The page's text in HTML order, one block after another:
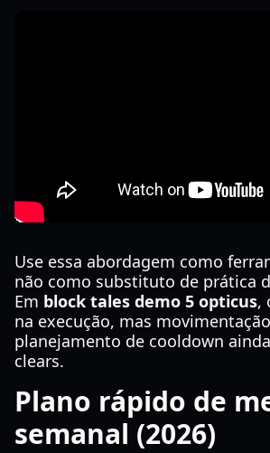
Use essa abordagem como
não como substituto de prática
Em block tales demo 5 opticus,
na execução, mas
planejamento de cooldown
clears.
Plano rápido de
semanal (2026)